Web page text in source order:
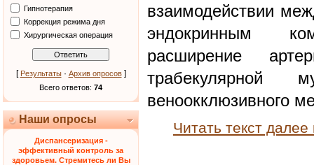
Гипнотерапия
Коррекция режима дня
Хирургическая операция
[ Результаты· Архив опросов]
Всего ответов: 74
Наши опросы
Диспансеризация -
эффективный контроль за
здоровьем. Стремитесь ли Вы
взаимодействии
эндокринным
расширение
трабекулярной
веноокклюзивного
Читать текст